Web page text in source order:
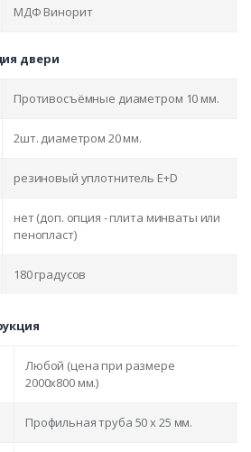
МДФ Винорит
двери
Противосъёмные диаметром 10 мм.
2шт. диаметром 20 мм.
резиновый уплотнитель E+D
нет (доп. опция - плита минваты или
пенопласт)
180 градусов
Любой (цена при размере
2000x800 мм.)
Профильная труба 50 х 25 мм.